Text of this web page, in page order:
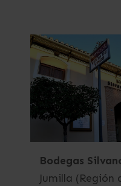
Bodegas
Jumilla (Región